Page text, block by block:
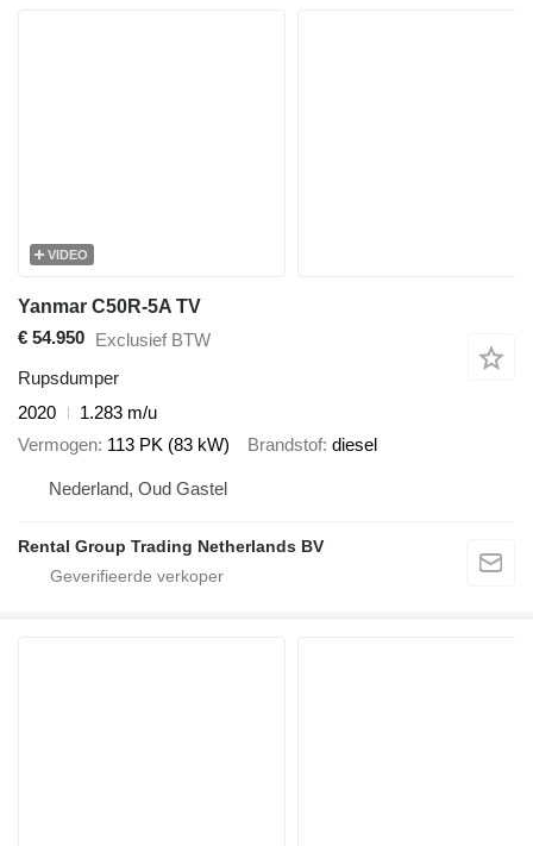
VIDEO
Yanmar C50R-5A TV
€ 54.950 Exclusief BTW
Rupsdumper
2020
1.283 m/u
Vermogen 113 PK (83 kW) Brandstof diesel
Nederland, Oud Gastel
Rental Group Trading Netherlands BV